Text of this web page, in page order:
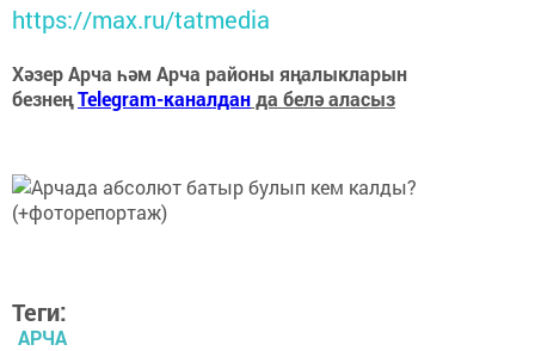
https://max.ru/tatmedia
Хәзер Арча һәм Арча районы яңалыкларын
безнеңTelegram-каналданда белә аласыз
Теги:
АРЧА